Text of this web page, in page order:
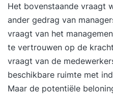
Het bovenstaande vraagt
ander gedrag van
vraagt van het
te vertrouwen op de
vraagt van de
beschikbare ruimte met
Maar de potentiële